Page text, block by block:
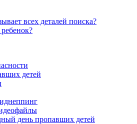
всех деталей поиска?
детей
день пропавших детей